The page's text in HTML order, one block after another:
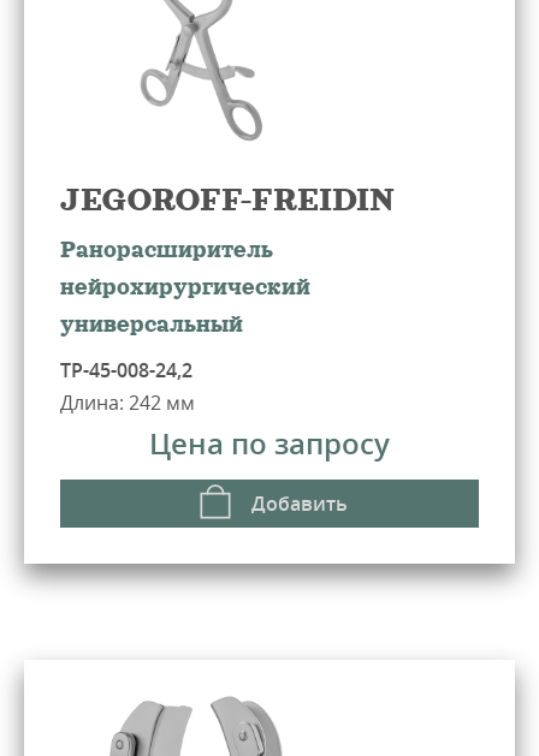
JEGOROFF-FREIDIN
Ранорасширитель
нейрохирургический
универсальный
ТР-45-008-24,2
Длина: 242 мм
Цена по запросу
Добавить